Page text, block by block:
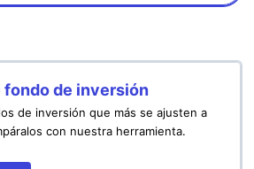
fondo de inversión
de inversión que más se ajusten a
con nuestra herramienta.